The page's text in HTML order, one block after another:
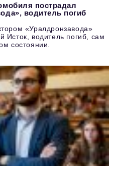
пострадал
водитель погиб
«Уралдронзавода»
Исток, водитель погиб, сам
состоянии.